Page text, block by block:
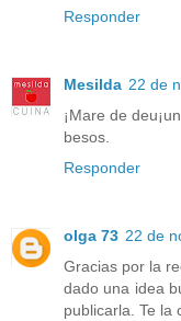
Responder
Mesilda 22 de
¡Mare de
besos.
Responder
olga 73 22 de
Gracias por la
dado una idea
publicarla. Te la